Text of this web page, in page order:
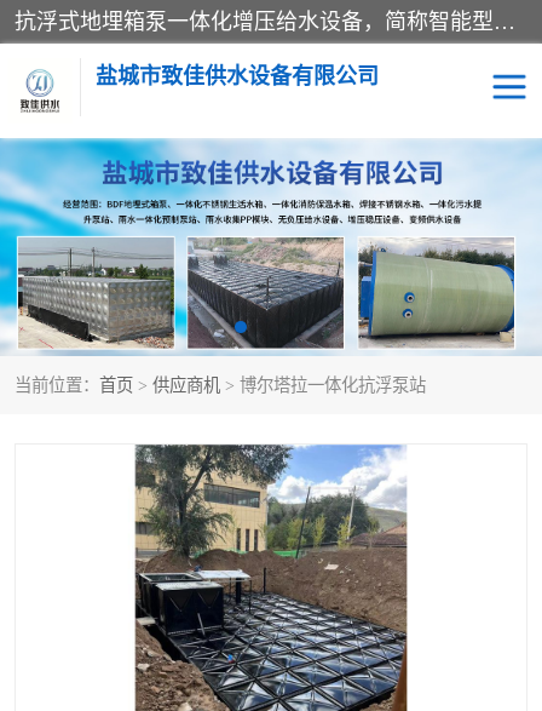
抗浮式地埋箱泵一体化增压给水设备，简称智能型泵站。它由由水泵机组、消防水箱、泵房三大部分组成，其抗浮效果好，因为设计时通过将底板与箱体联在一起，箱体重量抵消了地下水浮力。系统维护好，内部拉筋、泵站、管道，喷淋等各部运行正堂，无一损坏；结构更牢固。
盐城市致佳供水设备有限公司
当前位置： 首页 > 供应商机 > 博尔塔拉一体化抗浮泵站
消防一体化水箱 地埋箱泵一体化
一体化污水泵站